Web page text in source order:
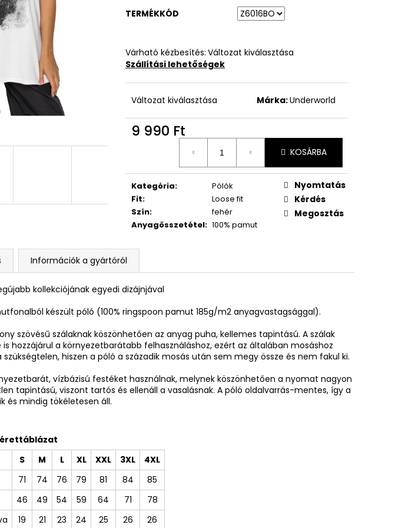
TERMÉKKÓD
Várható kézbesítés: Változat kiválasztása
Szállítási lehetőségek
Változat kiválasztása Márka:Underworld
9 990 Ft
KOSÁRBA
Kategória:
Pólók
Fit:
Loose fit
Szín:
fehér
Anyagösszetétel: 100% pamut
Nyomtatás
Kérdés
Megosztás
Információk a gyártóról
kollekciójának egyedi dizájnjával
készült póló (100% ringspoon pamut 185g/m2 anyagvastagsággal).
szövésű szálaknak köszönhetően az anyag puha, kellemes tapintású. A szálak
is hozzájárul a környezetbarátabb felhasználáshoz, ezért az általában mosáshoz
hiszen a póló a századik mosás után sem megy össze és nem fakul ki.
vízbázisú festéket használnak, melynek köszönhetően a nyomat nagyon
tapintású, viszont tartós és ellenáll a vasalásnak. A póló oldalvarrás-mentes, így a
és mindig tökéletesen áll.
S M L XL XXL 3XL
4XL
71 74 76 79 81 84
85
46 49 54 59 64 71
78
19 21 23 24 25 26 26